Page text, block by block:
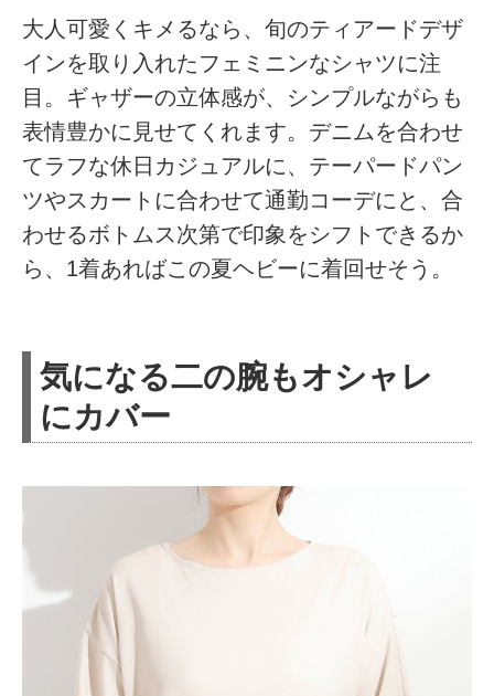
大人可愛くキメるなら、旬のティアードデザ
インを取り入れたフェミニンなシャツに注
目。ギャザーの立体感が、シンプルながらも
表情豊かに見せてくれます。デニムを合わせ
てラフな休日カジュアルに、テーパードパン
ツやスカートに合わせて通勤コーデにと、合
わせるボトムス次第で印象をシフトできるか
ら、1着あればこの夏ヘビーに着回せそう。
気になる二の腕もオシャレ
にカバー